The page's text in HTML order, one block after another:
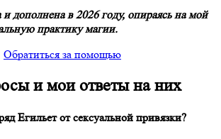
и дополнена в 2026 году, опираясь на мой
практику магии.
Обратиться за помощью
и мои ответы на них
Егильет от сексуальной привязки?